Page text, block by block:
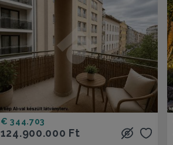
€ 344.703
124.900.000 Ft